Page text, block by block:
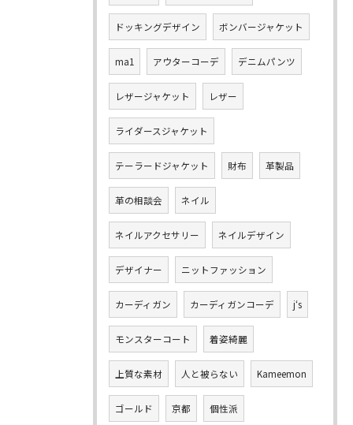
ドッキングデザイン ボンバージャケット
ma1 アウターコーデ デニムパンツ
レザージャケット レザー
ライダースジャケット
テーラードジャケット 財布 革製品
革の相談会 ネイル
ネイルアクセサリー ネイルデザイン
デザイナー ニットファッション
カーディガン カーディガンコーデ j‘s
モンスターコート 着姿綺麗
上質な素材 人と被らない Kameemon
ゴールド 京都 個性派